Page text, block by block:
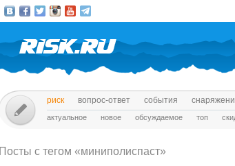
риск вопрос-ответ события
актуальное новое обсуждаемое топ
Посты c тегом «миниполиспаст»